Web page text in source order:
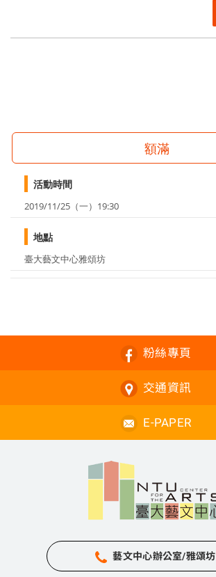
額滿
活動時間
2019/11/25（一）19:30
地點
臺大藝文中心雅頌坊
粉絲專頁
交通資訊
E-PAPER
藝文中心辦公室/雅頌坊